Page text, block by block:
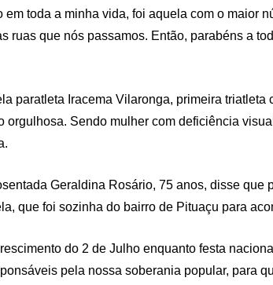
toda a minha vida, foi aquela com o maior
ruas que nós passamos. Então, parabéns a
paratleta Iracema Vilaronga, primeira
Sendo mulher com deficiência
Geraldina Rosário, 75 anos, disse
que foi sozinha do bairro de Pituaçu para
do 2 de Julho enquanto festa
pela nossa soberania popular, para